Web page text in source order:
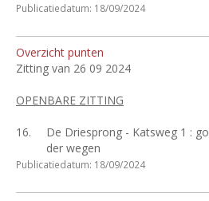
Publicatiedatum: 18/09/2024
Overzicht punten
Zitting van 26 09 2024
OPENBARE ZITTING
16.
De Driesprong - Katsweg 1 :
der wegen
Publicatiedatum: 18/09/2024